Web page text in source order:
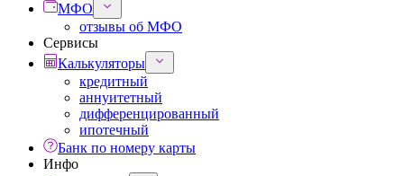
МФО
отзывы об МФО
Сервисы
Калькуляторы
кредитный
аннуитетный
дифференцированный
ипотечный
Банк по номеру карты
Инфо